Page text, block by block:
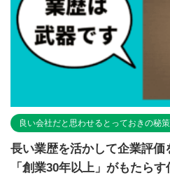
良い会社だと思わせるとっておきの秘策
長い業歴を活かして企業評価
「創業30年以上」がもたらす